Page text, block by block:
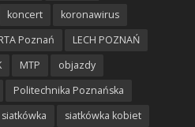
koncert
koronawirus
Poznań
LECH POZNAŃ
MTP
objazdy
Politechnika Poznańska
siatkówka
siatkówka kobiet